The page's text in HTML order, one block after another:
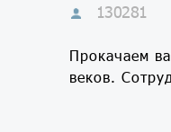
130281
Прокачаем
веков.